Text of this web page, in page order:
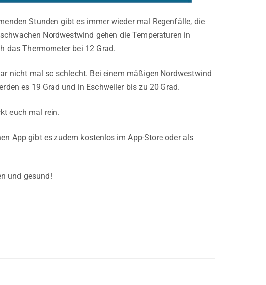
Stunden gibt es immer wieder mal Regenfälle, die
Nordwestwind gehen die Temperaturen in
das Thermometer bei 12 Grad.
nicht mal so schlecht. Bei einem mäßigen Nordwestwind
es 19 Grad und in Eschweiler bis zu 20 Grad.
euch mal rein.
App gibt es zudem kostenlos im App-Store oder als
und gesund!